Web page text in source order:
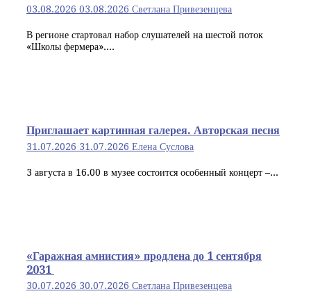
03.08.2026 03.08.2026 Светлана Привезенцева
В регионе стартовал набор слушателей на шестой поток
«Школы фермера»....
Приглашает картинная галерея. Авторская песня
31.07.2026 31.07.2026 Елена Суслова
3 августа в 16.00 в музее состоится особенный концерт –...
«Гаражная амнистия» продлена до 1 сентября
2031
30.07.2026 30.07.2026 Светлана Привезенцева